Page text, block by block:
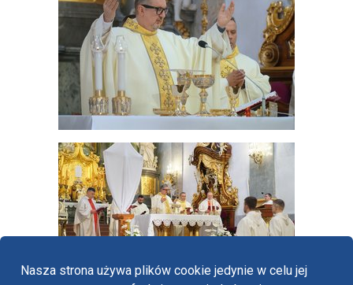
Nasza strona używa plików cookie jedynie w celu jej